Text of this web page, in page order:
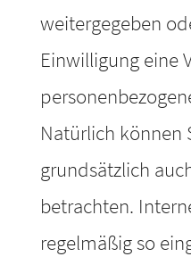
weitergegeben
Einwilligung eine
Natürlich können
grundsätzlich
betrachten.
regelmäßig so